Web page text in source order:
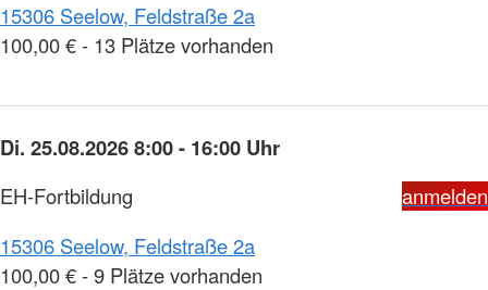
15306 Seelow, Feldstraße 2a
100,00 € - 13 Plätze vorhanden
Di. 25.08.2026 8:00 - 16:00 Uhr
EH-Fortbildung
anmelden
15306 Seelow, Feldstraße 2a
100,00 € - 9 Plätze vorhanden